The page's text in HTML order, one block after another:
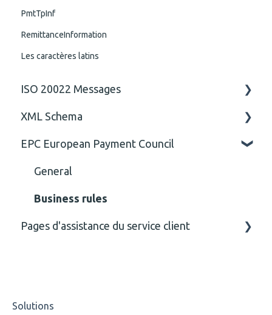
PmtTpInf
RemittanceInformation
Les caractères latins
ISO 20022 Messages
ISO 20022 Rules business rules
General
XML Schema
Attribute
Comment
Closing Tag
Cvc-complex-type
Cvc-id
EPC European Payment Council
General
Business rules
Pages d'assistance du service client
Solutions